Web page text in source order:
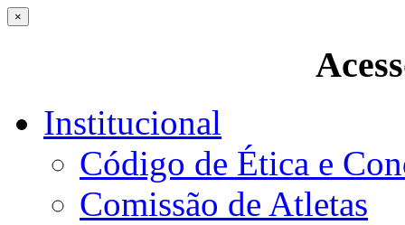
×
Institucional
Código de Ética e
Comissão de Atletas